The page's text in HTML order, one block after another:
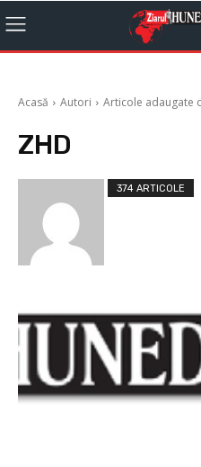
Acasă Autori Articole adaugate
ZHD
374 ARTICOLE